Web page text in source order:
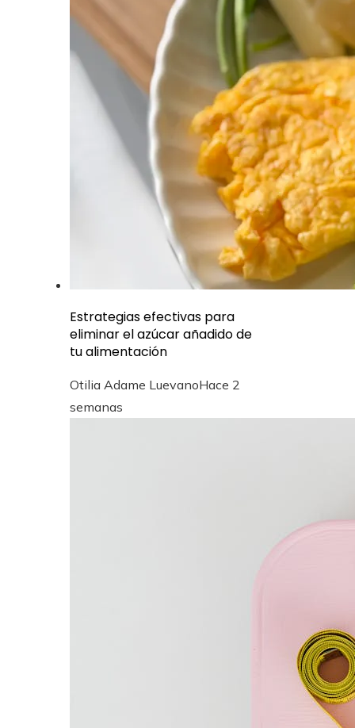
Estrategias efectivas para
eliminar el azúcar añadido de
tu alimentación
Otilia Adame LuevanoHace 2
semanas